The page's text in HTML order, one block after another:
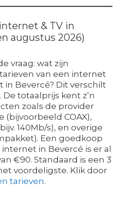
& TV in
augustus 2026)
vraag: wat zijn
van een internet
Bevercé? Dit verschilt
totaalprijs kent z’n
zoals de provider
(bijvoorbeeld COAX),
140Mb/s), en overige
Een goedkoop
in Bevercé is er al
€90. Standaard is een 3
voordeligste. Klik door
tarieven.